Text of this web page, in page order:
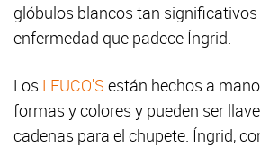
glóbulos blancos tan significativos
enfermedad que padece Íngrid.
Los LEUCO'S están hechos a
formas y colores y pueden ser
cadenas para el chupete. Íngrid,